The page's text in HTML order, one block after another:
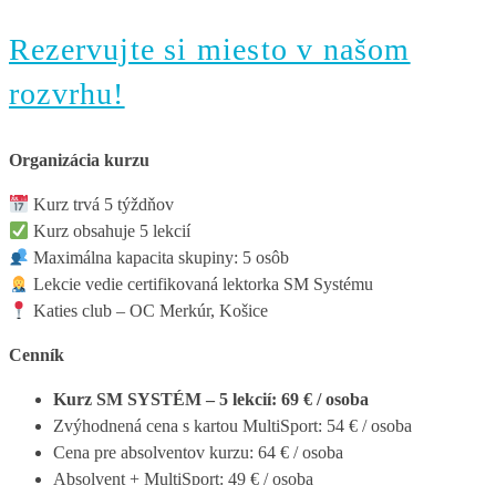
Rezervujte si miesto v našom
rozvrhu!
Organizácia kurzu
Kurz trvá 5 týždňov
Kurz obsahuje 5 lekcií
Maximálna kapacita skupiny: 5 osôb
Lekcie vedie certifikovaná lektorka SM Systému
Katies club – OC Merkúr, Košice
Cenník
Kurz SM SYSTÉM – 5 lekcií: 69 € / osoba
Zvýhodnená cena s kartou MultiSport: 54 € / osoba
Cena pre absolventov kurzu: 64 € / osoba
Absolvent + MultiSport: 49 € / osoba